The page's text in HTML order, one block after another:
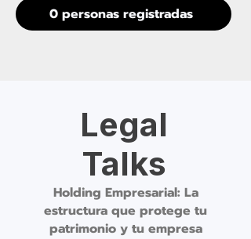
0 personas registradas
Legal
Talks
Holding Empresarial: La
estructura que protege tu
patrimonio y tu empresa